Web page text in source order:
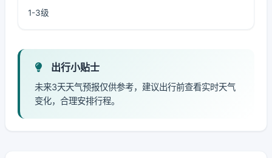
1-3级
出行小贴士
未来3天天气预报仅供参考，建议出行前查看实时天气
变化，合理安排行程。